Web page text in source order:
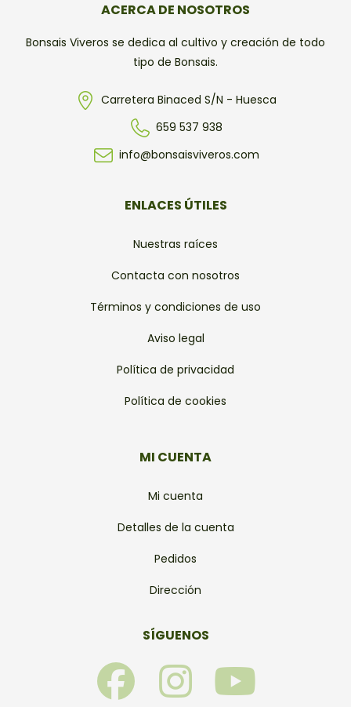
ACERCA DE NOSOTROS
Bonsais Viveros se dedica al cultivo y creación de todo
tipo de Bonsais.
Carretera Binaced S/N - Huesca
659 537 938
info@bonsaisviveros.com
ENLACES ÚTILES
Nuestras raíces
Contacta con nosotros
Términos y condiciones de uso
Aviso legal
Política de privacidad
Política de cookies
MI CUENTA
Mi cuenta
Detalles de la cuenta
Pedidos
Dirección
SÍGUENOS
F I Y